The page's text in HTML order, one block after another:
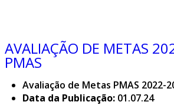
AVALIAÇÃO DE METAS
PMAS
Avaliação de Metas PMAS 2022-
Data da Publicação: 01.07.24